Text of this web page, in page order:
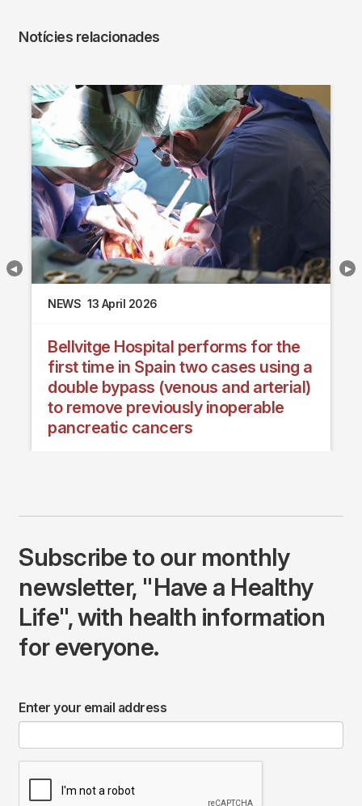
Notícies relacionades
NEWS 13 April 2026
Bellvitge Hospital performs for the
first time in Spain two cases using a
double bypass (venous and arterial)
to remove previously inoperable
pancreatic cancers
Subscribe to our monthly
newsletter, "Have a Healthy
Life", with health information
for everyone.
Enter your email address